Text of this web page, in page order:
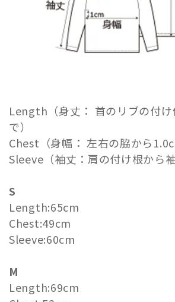
Length（身丈： 首のリブの付け
で）
Chest（身幅： 左右の脇から
Sleeve（袖丈：肩の付け根から袖
S
Length:65cm
Chest:49cm
Sleeve:60cm
M
Length:69cm